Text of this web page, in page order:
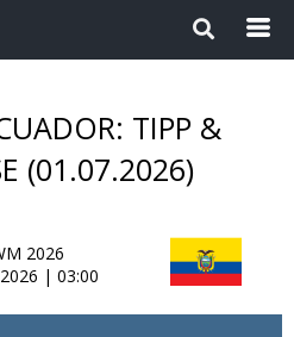
Sport Magazin 1
TIPP &
(01.07.2026)
2026
| 03:00